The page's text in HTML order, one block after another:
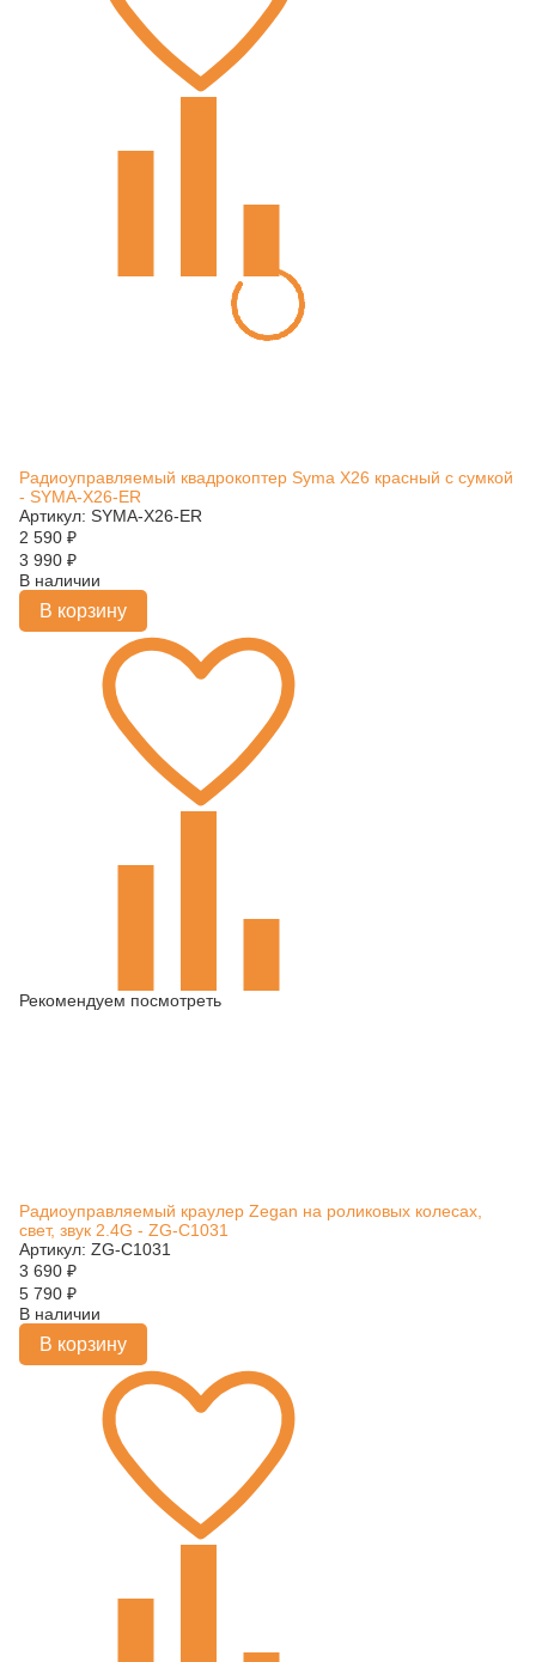
Радиоуправляемый квадрокоптер Syma X26 красный с сумкой
- SYMA-X26-ER
Артикул: SYMA-X26-ER
2 590 ₽
3 990 ₽
В наличии
В корзину
Рекомендуем посмотреть
Радиоуправляемый краулер Zegan на роликовых колесах,
свет, звук 2.4G - ZG-C1031
Артикул: ZG-C1031
3 690 ₽
5 790 ₽
В наличии
В корзину